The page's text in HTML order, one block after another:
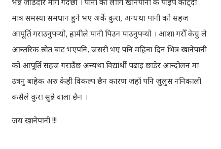
मात्र समस्या समधान हुने भए अर्कै कुरा, अन्यथा पानी को सहज
आपूर्ति गराउनुपर्‍यो, हामीले पानी पिउन पाउनुपर्‍यो । आशा गरौँ केयु ले
आन्तरिक स्रोत बाट भएपनि, जसरी भए पनि महिना दिन भित्र खानेपानी
को आपूर्ति सहज गराउँछ अन्यथा विद्यार्थी पढाइ छाडेर आन्दोलन मा
उत्रनु बाहेक अरु केही विकल्प छैन कारण जहाँ पनि जुलुस ननिकाली
कसैले कुरा सुन्ने वाला छैन ।
जय खानेपानी !!!